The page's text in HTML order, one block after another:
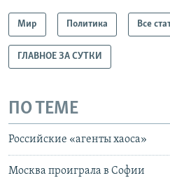
Мир Политика Все
ГЛАВНОЕ ЗА СУТКИ
ПО ТЕМЕ
Российские «агенты хаоса»
Москва проиграла в Софии